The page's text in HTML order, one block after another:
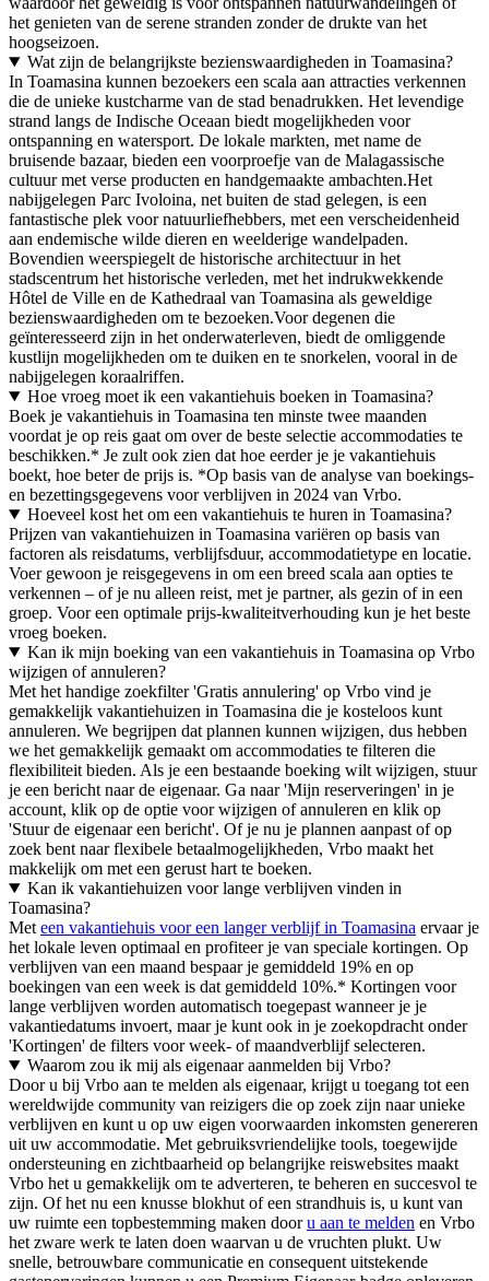
het genieten van de serene stranden zonder de drukte van het
hoogseizoen.
Wat zijn de belangrijkste bezienswaardigheden in Toamasina?
In Toamasina kunnen bezoekers een scala aan attracties verkennen
die de unieke kustcharme van de stad benadrukken. Het levendige
strand langs de Indische Oceaan biedt mogelijkheden voor
ontspanning en watersport. De lokale markten, met name de
bruisende bazaar, bieden een voorproefje van de Malagassische
cultuur met verse producten en handgemaakte ambachten.Het
nabijgelegen Parc Ivoloina, net buiten de stad gelegen, is een
fantastische plek voor natuurliefhebbers, met een verscheidenheid
aan endemische wilde dieren en weelderige wandelpaden.
Bovendien weerspiegelt de historische architectuur in het
stadscentrum het historische verleden, met het indrukwekkende
Hôtel de Ville en de Kathedraal van Toamasina als geweldige
bezienswaardigheden om te bezoeken.Voor degenen die
geïnteresseerd zijn in het onderwaterleven, biedt de omliggende
kustlijn mogelijkheden om te duiken en te snorkelen, vooral in de
nabijgelegen koraalriffen.
Hoe vroeg moet ik een vakantiehuis boeken in Toamasina?
Boek je vakantiehuis in Toamasina ten minste twee maanden
voordat je op reis gaat om over de beste selectie accommodaties te
beschikken.* Je zult ook zien dat hoe eerder je je vakantiehuis
boekt, hoe beter de prijs is. *Op basis van de analyse van boekings-
en bezettingsgegevens voor verblijven in 2024 van Vrbo.
Hoeveel kost het om een vakantiehuis te huren in Toamasina?
Prijzen van vakantiehuizen in Toamasina variëren op basis van
factoren als reisdatums, verblijfsduur, accommodatietype en locatie.
Voer gewoon je reisgegevens in om een breed scala aan opties te
verkennen – of je nu alleen reist, met je partner, als gezin of in een
groep. Voor een optimale prijs-kwaliteitverhouding kun je het beste
vroeg boeken.
Kan ik mijn boeking van een vakantiehuis in Toamasina op Vrbo
wijzigen of annuleren?
Met het handige zoekfilter 'Gratis annulering' op Vrbo vind je
gemakkelijk vakantiehuizen in Toamasina die je kosteloos kunt
annuleren. We begrijpen dat plannen kunnen wijzigen, dus hebben
we het gemakkelijk gemaakt om accommodaties te filteren die
flexibiliteit bieden. Als je een bestaande boeking wilt wijzigen, stuur
je een bericht naar de eigenaar. Ga naar 'Mijn reserveringen' in je
account, klik op de optie voor wijzigen of annuleren en klik op
'Stuur de eigenaar een bericht'. Of je nu je plannen aanpast of op
zoek bent naar flexibele betaalmogelijkheden, Vrbo maakt het
makkelijk om met een gerust hart te boeken.
Kan ik vakantiehuizen voor lange verblijven vinden in
Toamasina?
Met een vakantiehuis voor een langer verblijf in Toamasina ervaar je
het lokale leven optimaal en profiteer je van speciale kortingen. Op
verblijven van een maand bespaar je gemiddeld 19% en op
boekingen van een week is dat gemiddeld 10%.* Kortingen voor
lange verblijven worden automatisch toegepast wanneer je je
vakantiedatums invoert, maar je kunt ook in je zoekopdracht onder
'Kortingen' de filters voor week- of maandverblijf selecteren.
Waarom zou ik mij als eigenaar aanmelden bij Vrbo?
Door u bij Vrbo aan te melden als eigenaar, krijgt u toegang tot een
wereldwijde community van reizigers die op zoek zijn naar unieke
verblijven en kunt u op uw eigen voorwaarden inkomsten genereren
uit uw accommodatie. Met gebruiksvriendelijke tools, toegewijde
ondersteuning en zichtbaarheid op belangrijke reiswebsites maakt
Vrbo het u gemakkelijk om te adverteren, te beheren en succesvol te
zijn. Of het nu een knusse blokhut of een strandhuis is, u kunt van
uw ruimte een topbestemming maken dooru aan te melden en Vrbo
het zware werk te laten doen waarvan u de vruchten plukt. Uw
snelle, betrouwbare communicatie en consequent uitstekende